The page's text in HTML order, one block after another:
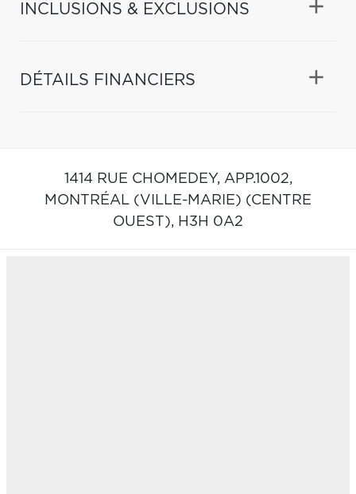
INCLUSIONS & EXCLUSIONS
DÉTAILS FINANCIERS
1414 RUE CHOMEDEY, APP.1002,
MONTRÉAL (VILLE-MARIE) (CENTRE
OUEST), H3H 0A2